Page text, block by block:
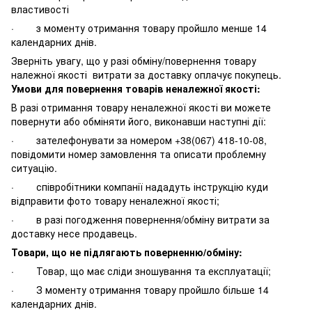
властивості
· з моменту отримання товару пройшло менше 14
календарних днів.
Зверніть увагу, що у разі обміну/повернення товару
належної якості витрати за доставку оплачує покупець.
Умови для повернення товарів неналежної якості:
В разі отримання товару неналежної якості ви можете
повернути або обміняти його, виконавши наступні дії:
· зателефонувати за номером +38(067) 418-10-08,
повідомити номер замовлення та описати проблемну
ситуацію.
· співробітники компанії нададуть інструкцію куди
відправити фото товару неналежної якості;
· в разі погодження повернення/обміну витрати за
доставку несе продавець.
Товари, що не підлягають поверненню/обміну:
· Товар, що має сліди зношування та експлуатації;
· З моменту отримання товару пройшло більше 14
календарних днів.